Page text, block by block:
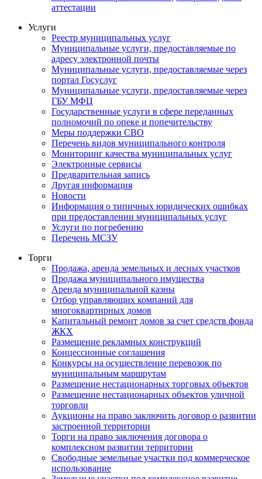
аттестации
Услуги
Реестр муниципальных услуг
Муниципальные услуги, предоставляемые по
адресу электронной почты
Муниципальные услуги, предоставляемые через
портал Госуслуг
Муниципальные услуги, предоставляемые через
ГБУ МФЦ
Государственные услуги в сфере переданных
полномочий по опеке и попечительству
Меры поддержки СВО
Перечень видов муниципального контроля
Мониторинг качества муниципальных услуг
Электронные сервисы
Предварительная запись
Другая информация
Новости
Информация о типичных юридических ошибках
при предоставлении муниципальных услуг
Услуги по погребению
Перечень МСЗУ
Торги
Продажа, аренда земельных и лесных участков
Продажа муниципального имущества
Аренда муниципальной казны
Отбор управляющих компаний для
многоквартирных домов
Капитальный ремонт домов за счет средств фонда
ЖКХ
Размещение рекламных конструкций
Концессионные соглашения
Конкурсы на осуществление перевозок по
муниципальным маршрутам
Размещение нестационарных торговых объектов
Размещение нестационарных объектов уличной
торговли
Аукционы на право заключить договор о развитии
застроенной территории
Торги на право заключения договора о
комплексном развитии территории
Свободные земельные участки под коммерческое
использование